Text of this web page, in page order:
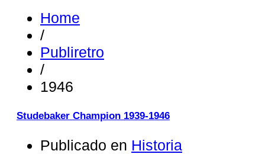
Home
/
Publiretro
/
1946
Studebaker Champion 1939-1946
Publicado en Historia